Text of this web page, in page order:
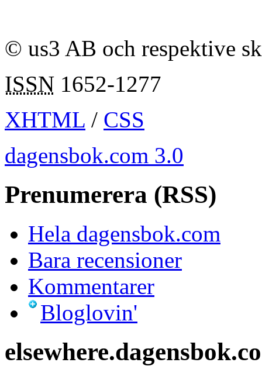
© us3 AB och respektive
ISSN 1652-1277
XHTML / CSS
dagensbok.com 3.0
Prenumerera (RSS)
Hela dagensbok.com
Bara recensioner
Kommentarer
Bloglovin'